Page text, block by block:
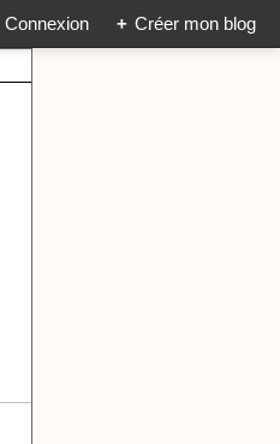
Connexion + Créer mon blog